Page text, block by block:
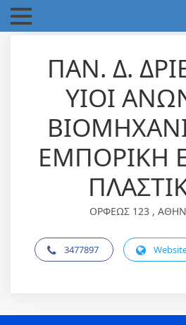
ΠΑΝ. Δ.
ΥΙΟΙ
ΕΜΠΟΡΙΚΗ
ΟΡΦΕΩΣ 123 ,
3477897